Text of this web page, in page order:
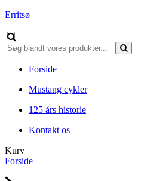
Erritsø
Forside
Mustang cykler
125 års historie
Kontakt os
Kurv
Forside